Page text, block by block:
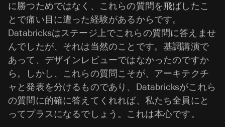
に勝つためではなく、これらの質問を飛ばしたこ
とで痛い目に遭った経験があるからです。
Databricksはステージ上でこれらの質問に答えませ
んでしたが、それは当然のことです。基調講演で
あって、デザインレビューではなかったのですか
ら。しかし、これらの質問こそが、アーキテクチ
ャと発表を分けるものであり、Databricksがこれら
の質問に的確に答えてくれれば、私たち全員にと
ってプラスになるでしょう。これは本心です。